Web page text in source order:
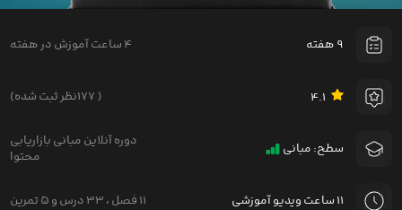
۹ هفته ۴ ساعت آموزش در هفته
۴.۱ (نظر ثبت شده۱۷۷ )
سطح: مبانی
دوره آنلاین مبانی بازاریابی
محتوا
۱۱ ساعت ویدیو آموزشی ۱۱ فصل ، ۳۳ درس و ۵ تمرین